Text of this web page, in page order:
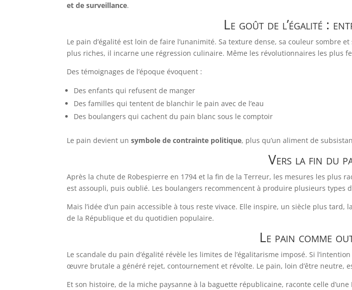
et de surveillance.
Le goût de l’égalité :
Le pain d’égalité est loin de faire l’unanimité. Sa texture dense, sa couleur sombre
plus riches, il incarne une régression culinaire. Même les révolutionnaires les plus
Des témoignages de l’époque évoquent :
Des enfants qui refusent de manger
Des familles qui tentent de blanchir le pain avec de l’eau
Des boulangers qui cachent du pain blanc sous le comptoir
Le pain devient unsymbole de contrainte politique, plus qu’un aliment de
Vers la fin du
Après la chute de Robespierre en 1794 et la fin de la Terreur, les mesures les plus
est assoupli, puis oublié. Les boulangers recommencent à produire plusieurs types
Mais l’idée d’un pain accessible à tous reste vivace. Elle inspire, un siècle plus tard,
de la République et du quotidien populaire.
Le pain comme
Le scandale du pain d’égalité révèle les limites de l’égalitarisme imposé. Si
œuvre brutale a généré rejet, contournement et révolte. Le pain, loin d’être neutre,
Et son histoire, de la miche paysanne à la baguette républicaine, raconte celle